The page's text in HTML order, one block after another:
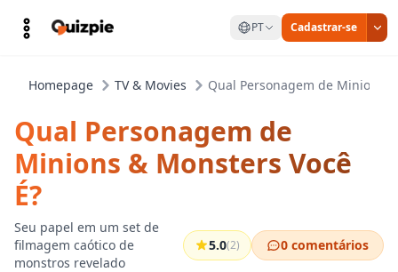
PT Cadastrar-se
Homepage TV & Movies Qual Personagem de Minions
Qual Personagem de
Minions & Monsters Você
É?
Seu papel em um set de
filmagem caótico de
monstros revelado
5.0(2) 0 comentários